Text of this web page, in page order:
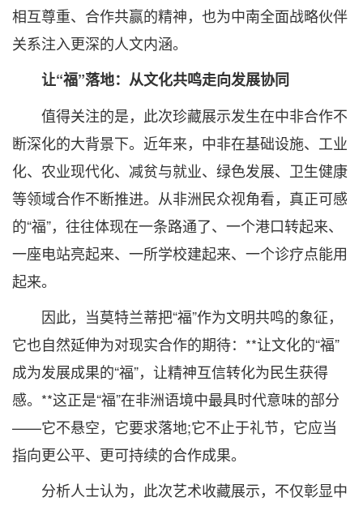
相互尊重、合作共赢的精神，也为中南全面战略伙伴
关系注入更深的人文内涵。
让“福”落地：从文化共鸣走向发展协同
值得关注的是，此次珍藏展示发生在中非合作不
断深化的大背景下。近年来，中非在基础设施、工业
化、农业现代化、减贫与就业、绿色发展、卫生健康
等领域合作不断推进。从非洲民众视角看，真正可感
的“福”，往往体现在一条路通了、一个港口转起来、
一座电站亮起来、一所学校建起来、一个诊疗点能用
起来。
因此，当莫特兰蒂把“福”作为文明共鸣的象征，
它也自然延伸为对现实合作的期待：**让文化的“福”
成为发展成果的“福”，让精神互信转化为民生获得
感。**这正是“福”在非洲语境中最具时代意味的部分
——它不悬空，它要求落地;它不止于礼节，它应当
指向更公平、更可持续的合作成果。
分析人士认为，此次艺术收藏展示，不仅彰显中